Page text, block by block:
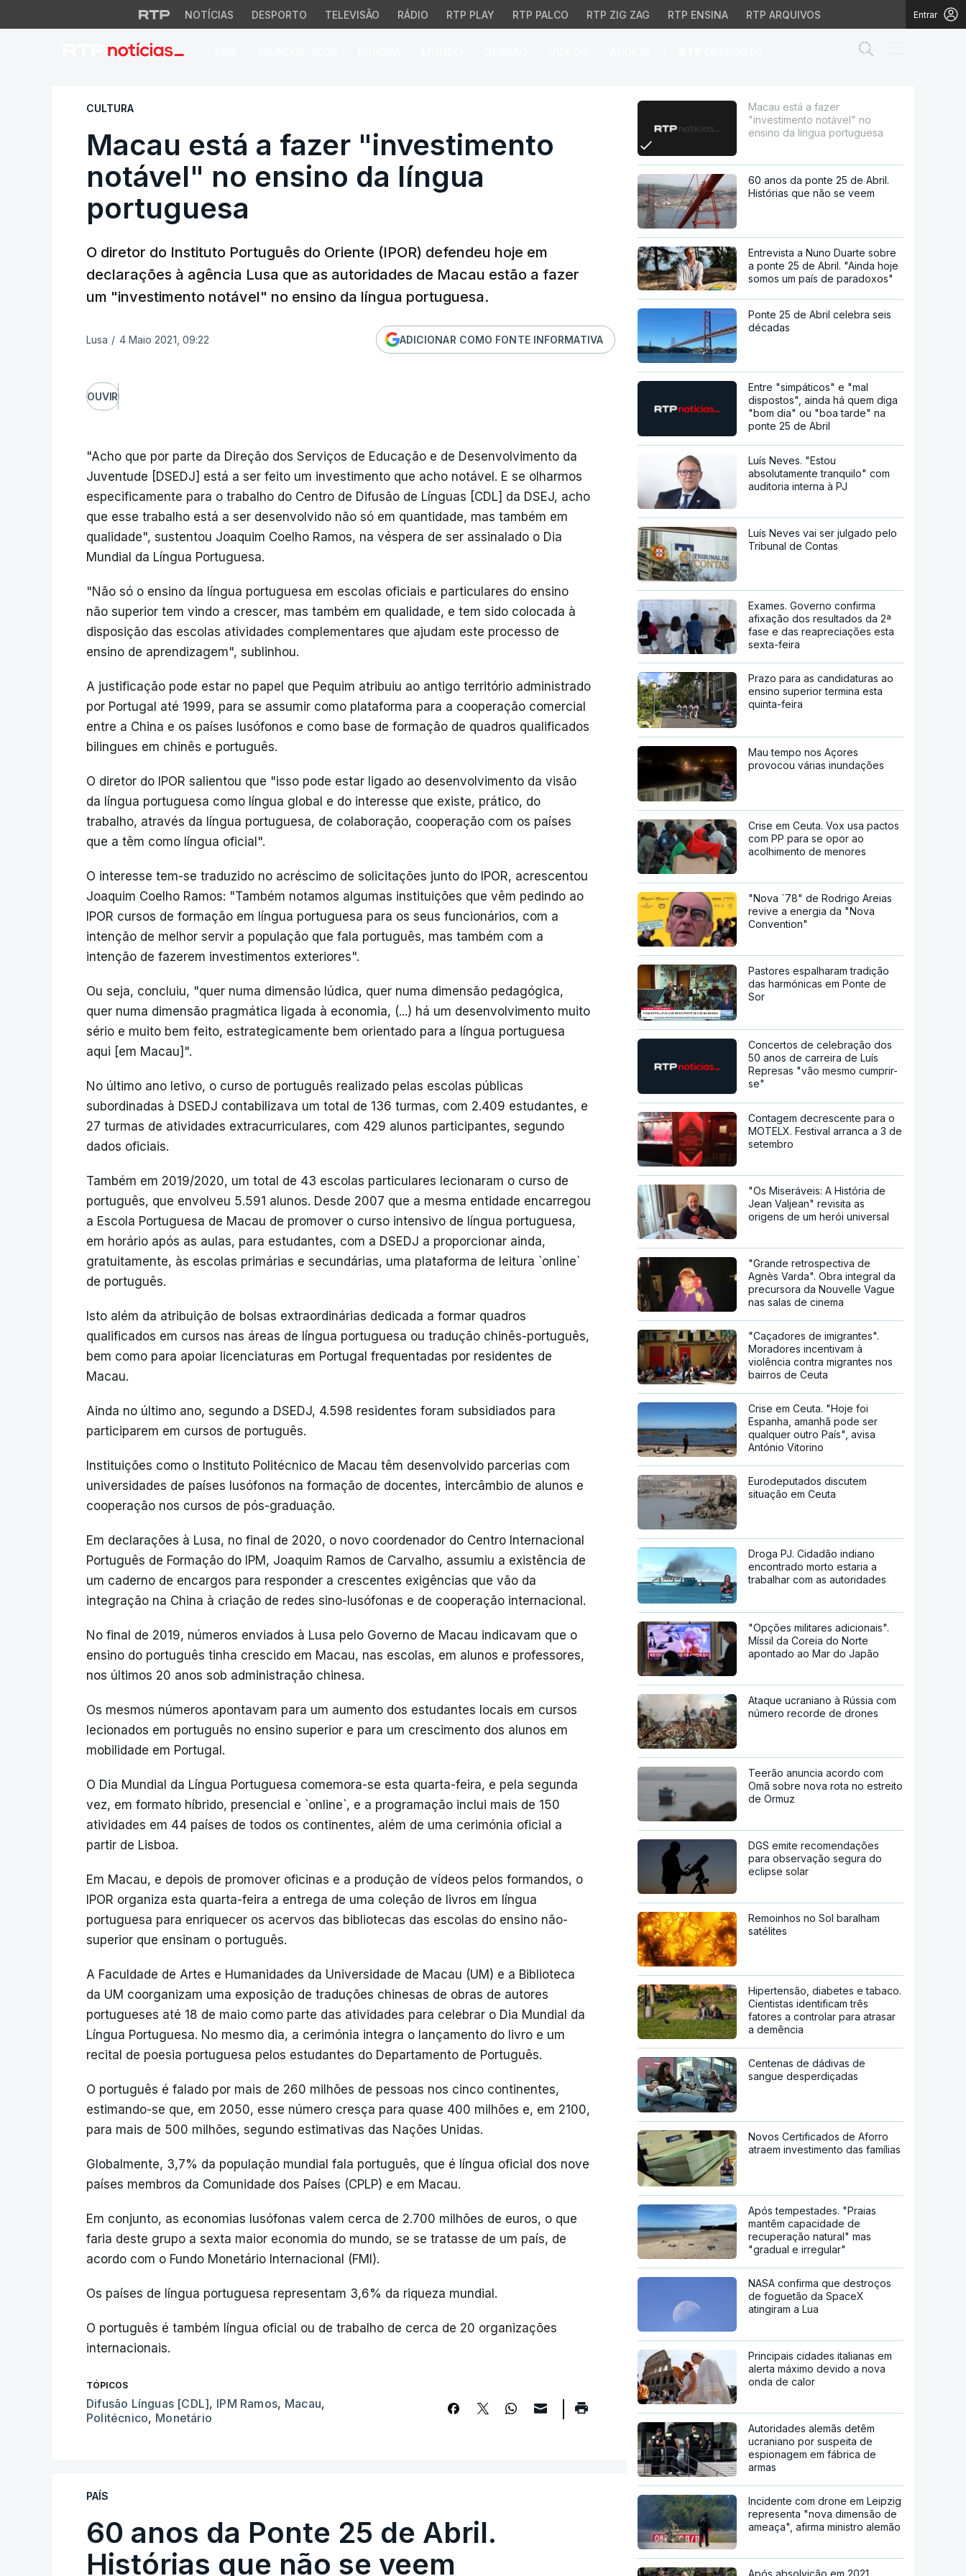
NOTÍCIAS DESPORTO TELEVISÃO RÁDIO RTP PLAY RTP PALCO RTP ZIG ZAG RTP ENSINA RTP ARQUIVOS Entrar
Macau está a fazer "investimento notável" no ensino da língua
CULTURA
Macau está a fazer "investimento
notável" no ensino da língua
portuguesa
O diretor do Instituto Português do Oriente (IPOR) defendeu hoje em
declarações à agência Lusa que as autoridades de Macau estão a fazer
um "investimento notável" no ensino da língua portuguesa.
Lusa / 4 Maio 2021, 09:22 ADICIONAR COMO FONTE INFORMATIVA
OUVIR
"Acho que por parte da Direção dos Serviços de Educação e de Desenvolvimento da
Juventude [DSEDJ] está a ser feito um investimento que acho notável. E se olharmos
especificamente para o trabalho do Centro de Difusão de Línguas [CDL] da DSEJ, acho
que esse trabalho está a ser desenvolvido não só em quantidade, mas também em
qualidade", sustentou Joaquim Coelho Ramos, na véspera de ser assinalado o Dia
Mundial da Língua Portuguesa.
"Não só o ensino da língua portuguesa em escolas oficiais e particulares do ensino
não superior tem vindo a crescer, mas também em qualidade, e tem sido colocada à
disposição das escolas atividades complementares que ajudam este processo de
ensino de aprendizagem", sublinhou.
A justificação pode estar no papel que Pequim atribuiu ao antigo território administrado
por Portugal até 1999, para se assumir como plataforma para a cooperação comercial
entre a China e os países lusófonos e como base de formação de quadros qualificados
bilingues em chinês e português.
O diretor do IPOR salientou que "isso pode estar ligado ao desenvolvimento da visão
da língua portuguesa como língua global e do interesse que existe, prático, do
trabalho, através da língua portuguesa, de colaboração, cooperação com os países
que a têm como língua oficial".
O interesse tem-se traduzido no acréscimo de solicitações junto do IPOR, acrescentou
Joaquim Coelho Ramos: "Também notamos algumas instituições que vêm pedindo ao
IPOR cursos de formação em língua portuguesa para os seus funcionários, com a
intenção de melhor servir a população que fala português, mas também com a
intenção de fazerem investimentos exteriores".
Ou seja, concluiu, "quer numa dimensão lúdica, quer numa dimensão pedagógica,
quer numa dimensão pragmática ligada à economia, (...) há um desenvolvimento muito
sério e muito bem feito, estrategicamente bem orientado para a língua portuguesa
aqui [em Macau]".
No último ano letivo, o curso de português realizado pelas escolas públicas
subordinadas à DSEDJ contabilizava um total de 136 turmas, com 2.409 estudantes, e
27 turmas de atividades extracurriculares, com 429 alunos participantes, segundo
dados oficiais.
Também em 2019/2020, um total de 43 escolas particulares lecionaram o curso de
português, que envolveu 5.591 alunos. Desde 2007 que a mesma entidade encarregou
a Escola Portuguesa de Macau de promover o curso intensivo de língua portuguesa,
em horário após as aulas, para estudantes, com a DSEDJ a proporcionar ainda,
gratuitamente, às escolas primárias e secundárias, uma plataforma de leitura `online`
de português.
Isto além da atribuição de bolsas extraordinárias dedicada a formar quadros
qualificados em cursos nas áreas de língua portuguesa ou tradução chinês-português,
bem como para apoiar licenciaturas em Portugal frequentadas por residentes de
Macau.
Ainda no último ano, segundo a DSEDJ, 4.598 residentes foram subsidiados para
participarem em cursos de português.
Instituições como o Instituto Politécnico de Macau têm desenvolvido parcerias com
universidades de países lusófonos na formação de docentes, intercâmbio de alunos e
cooperação nos cursos de pós-graduação.
Em declarações à Lusa, no final de 2020, o novo coordenador do Centro Internacional
Português de Formação do IPM, Joaquim Ramos de Carvalho, assumiu a existência de
um caderno de encargos para responder a crescentes exigências que vão da
integração na China à criação de redes sino-lusófonas e de cooperação internacional.
No final de 2019, números enviados à Lusa pelo Governo de Macau indicavam que o
ensino do português tinha crescido em Macau, nas escolas, em alunos e professores,
nos últimos 20 anos sob administração chinesa.
Os mesmos números apontavam para um aumento dos estudantes locais em cursos
lecionados em português no ensino superior e para um crescimento dos alunos em
mobilidade em Portugal.
O Dia Mundial da Língua Portuguesa comemora-se esta quarta-feira, e pela segunda
vez, em formato híbrido, presencial e `online`, e a programação inclui mais de 150
atividades em 44 países de todos os continentes, além de uma cerimónia oficial a
partir de Lisboa.
Em Macau, e depois de promover oficinas e a produção de vídeos pelos formandos, o
IPOR organiza esta quarta-feira a entrega de uma coleção de livros em língua
portuguesa para enriquecer os acervos das bibliotecas das escolas do ensino não-
superior que ensinam o português.
A Faculdade de Artes e Humanidades da Universidade de Macau (UM) e a Biblioteca
da UM coorganizam uma exposição de traduções chinesas de obras de autores
portugueses até 18 de maio como parte das atividades para celebrar o Dia Mundial da
Língua Portuguesa. No mesmo dia, a cerimónia integra o lançamento do livro e um
recital de poesia portuguesa pelos estudantes do Departamento de Português.
O português é falado por mais de 260 milhões de pessoas nos cinco continentes,
estimando-se que, em 2050, esse número cresça para quase 400 milhões e, em 2100,
para mais de 500 milhões, segundo estimativas das Nações Unidas.
Globalmente, 3,7% da população mundial fala português, que é língua oficial dos nove
países membros da Comunidade dos Países (CPLP) e em Macau.
Em conjunto, as economias lusófonas valem cerca de 2.700 milhões de euros, o que
faria deste grupo a sexta maior economia do mundo, se se tratasse de um país, de
acordo com o Fundo Monetário Internacional (FMI).
Os países de língua portuguesa representam 3,6% da riqueza mundial.
O português é também língua oficial ou de trabalho de cerca de 20 organizações
internacionais.
TÓPICOS
Difusão Línguas [CDL], IPM Ramos, Macau,
Politécnico, Monetário
PAÍS
60 anos da Ponte 25 de Abril.
Histórias que não se veem
Macau está a fazer
"investimento notável" no
ensino da língua portuguesa
60 anos da ponte 25 de Abril.
Histórias que não se veem
Entrevista a Nuno Duarte sobre
a ponte 25 de Abril. "Ainda hoje
somos um país de paradoxos"
Ponte 25 de Abril celebra seis
décadas
Entre "simpáticos" e "mal
dispostos", ainda há quem diga
"bom dia" ou "boa tarde" na
ponte 25 de Abril
Luís Neves. "Estou
absolutamente tranquilo" com
auditoria interna à PJ
Luís Neves vai ser julgado pelo
Tribunal de Contas
Exames. Governo confirma
afixação dos resultados da 2ª
fase e das reapreciações esta
sexta-feira
Prazo para as candidaturas ao
ensino superior termina esta
quinta-feira
Mau tempo nos Açores
provocou várias inundações
Crise em Ceuta. Vox usa pactos
com PP para se opor ao
acolhimento de menores
"Nova `78" de Rodrigo Areias
revive a energia da "Nova
Convention"
Pastores espalharam tradição
das harmónicas em Ponte de
Sor
Concertos de celebração dos
50 anos de carreira de Luís
Represas "vão mesmo cumprir-
se"
Contagem decrescente para o
MOTELX. Festival arranca a 3 de
setembro
"Os Miseráveis: A História de
Jean Valjean" revisita as
origens de um herói universal
"Grande retrospectiva de
Agnès Varda". Obra integral da
precursora da Nouvelle Vague
nas salas de cinema
"Caçadores de imigrantes".
Moradores incentivam à
violência contra migrantes nos
bairros de Ceuta
Crise em Ceuta. "Hoje foi
Espanha, amanhã pode ser
qualquer outro País", avisa
António Vitorino
Eurodeputados discutem
situação em Ceuta
Droga PJ. Cidadão indiano
encontrado morto estaria a
trabalhar com as autoridades
"Opções militares adicionais".
Míssil da Coreia do Norte
apontado ao Mar do Japão
Ataque ucraniano à Rússia com
número recorde de drones
Teerão anuncia acordo com
Omã sobre nova rota no estreito
de Ormuz
DGS emite recomendações
para observação segura do
eclipse solar
Remoinhos no Sol baralham
satélites
Hipertensão, diabetes e tabaco.
Cientistas identificam três
fatores a controlar para atrasar
a demência
Centenas de dádivas de
sangue desperdiçadas
Novos Certificados de Aforro
atraem investimento das famílias
Após tempestades. "Praias
mantêm capacidade de
recuperação natural" mas
"gradual e irregular"
NASA confirma que destroços
de foguetão da SpaceX
atingiram a Lua
Principais cidades italianas em
alerta máximo devido a nova
onda de calor
Autoridades alemãs detêm
ucraniano por suspeita de
espionagem em fábrica de
armas
Incidente com drone em Leipzig
representa "nova dimensão de
ameaça", afirma ministro alemão
Após absolvição em 2021.